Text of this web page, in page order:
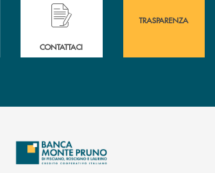
delle&nbsp; filiali&nbsp; di Banca
Hai bisogno di assistenza immediata?
CONTATTACI
TRASPARENZA